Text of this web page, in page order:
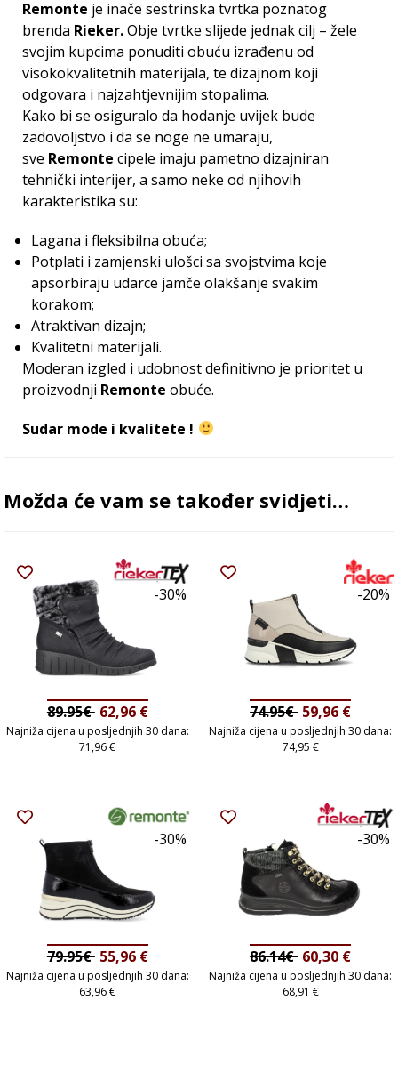
Remonte je inače sestrinska tvrtka poznatog
brenda Rieker.Obje tvrtke slijede jednak cilj – žele
svojim kupcima ponuditi obuću izrađenu od
visokokvalitetnih materijala, te dizajnom koji
odgovara i najzahtjevnijim stopalima.
Kako bi se osiguralo da hodanje uvijek bude
zadovoljstvo i da se noge ne umaraju,
sve Remonte cipele imaju pametno dizajniran
tehnički interijer, a samo neke od njihovih
karakteristika su:
Lagana i fleksibilna obuća;
Potplati i zamjenski ulošci sa svojstvima koje
apsorbiraju udarce jamče olakšanje svakim
korakom;
Atraktivan dizajn;
Kvalitetni materijali.
Moderan izgled i udobnost definitivno je prioritet u
proizvodnji Remonte obuće.
Sudar mode i kvalitete !
Možda će vam se također svidjeti…
-30%
89.95€ 62,96 €
Najniža cijena u posljednjih 30 dana:
71,96€
-20%
74.95€ 59,96 €
Najniža cijena u posljednjih 30 dana:
74,95 €
-30%
79.95€ 55,96 €
Najniža cijena u posljednjih 30 dana:
63,96€
-30%
86.14€ 60,30 €
Najniža cijena u posljednjih 30 dana:
68,91 €